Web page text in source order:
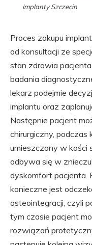
Implanty Szczecin
Proces zakupu
od konsultacji ze
stan zdrowia
badania
lekarz podejmie
implantu oraz
Następnie pacjent
chirurgiczny, podczas
umieszczony w kości
odbywa się w
dyskomfort pacjenta.
konieczne jest
osteointegracji, czyli
tym czasie pacjent
rozwiązań